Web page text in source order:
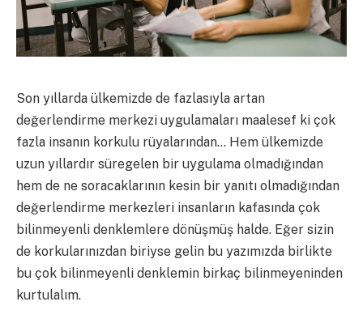
Son yıllarda ülkemizde de fazlasıyla artan
değerlendirme merkezi uygulamaları maalesef ki çok
fazla insanın korkulu rüyalarından… Hem ülkemizde
uzun yıllardır süregelen bir uygulama olmadığından
hem de ne soracaklarının kesin bir yanıtı olmadığından
değerlendirme merkezleri insanların kafasında çok
bilinmeyenli denklemlere dönüşmüş halde. Eğer sizin
de korkularınızdan biriyse gelin bu yazımızda birlikte
bu çok bilinmeyenli denklemin birkaç bilinmeyeninden
kurtulalım.